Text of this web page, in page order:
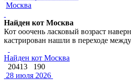
Москва
Найден кот Москва
Кот ооочень ласковый возраст
кастрирован нашли в переходе
Найден кот Москва
20413
190
28 июля 2026